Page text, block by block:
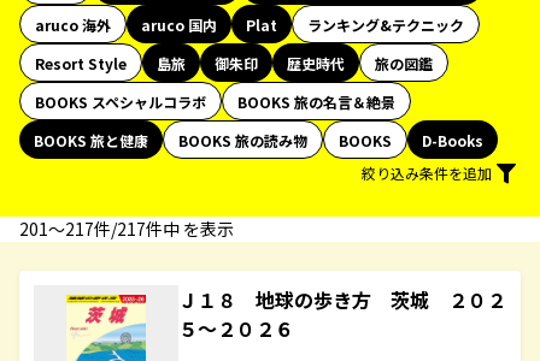
aruco 海外
aruco 国内 Plat
ランキング&テクニック
Resort Style
島旅 御朱印 歴史時代
旅の図鑑
BOOKS スペシャルコラボ
BOOKS 旅の名言＆絶景
BOOKS 旅と健康
BOOKS 旅の読み物 BOOKS
D-Books
絞り込み条件を追加
201〜217件/217件中 を表示
Ｊ１８ 地球の歩き方 茨城 ２０２
５～２０２６